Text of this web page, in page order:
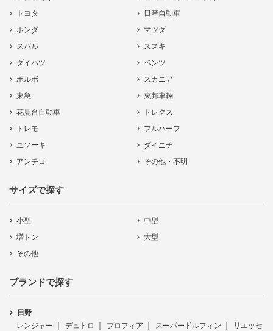
トヨタ
日産自動車
ホンダ
マツダ
スバル
スズキ
ダイハツ
ベンツ
ボルボ
スカニア
東急
東邦車輛
花見台自動車
トレクス
トレモ
フルハーフ
ユソーキ
ダイニチ
アンチコ
その他・不明
サイズで探す
小型
中型
増トン
大型
その他
ブランドで探す
日野
レンジャー
デュトロ プロフィア スーパードルフィン
リエッセ